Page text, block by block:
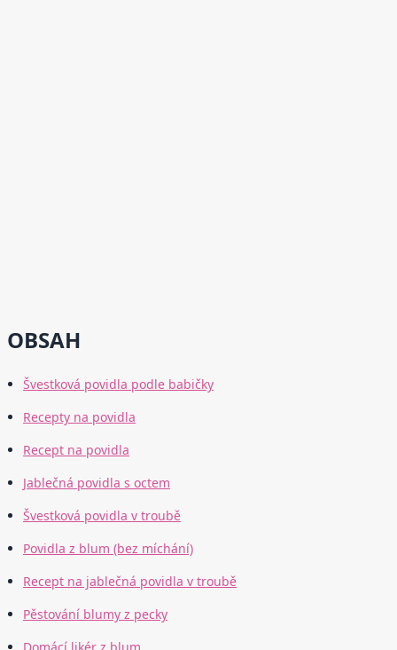
OBSAH
Švestková povidla podle babičky
Recepty na povidla
Recept na povidla
Jablečná povidla s octem
Švestková povidla v troubě
Povidla z blum (bez míchání)
Recept na jablečná povidla v troubě
Pěstování blumy z pecky